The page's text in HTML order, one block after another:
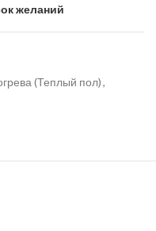
желаний
(Теплый пол),